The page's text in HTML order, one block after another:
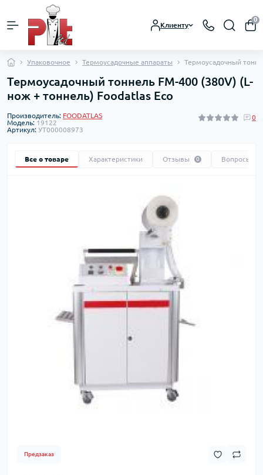
Клиенту
0
Упаковочное Термоусадочные аппараты Термоусадочный
Термоусадочный тоннель FM-400 (380V) (L-
нож + тоннель) Foodatlas Eco
Производитель: FOODATLAS
Модель: 19122
Артикул: УТ000008973
0
Все о товаре Характеристики Отзывы 0 Вопросы
Предзаказ